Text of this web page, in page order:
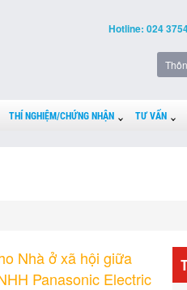
Hotline: 024
THÍ NGHIỆM/CHỨNG NHẬN TƯ VẤN
Nhà ở xã hội giữa
Panasonic Electric